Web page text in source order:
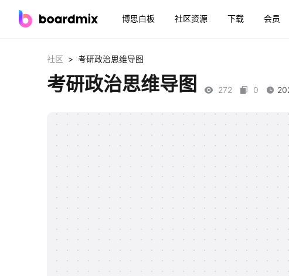
博思白板 社区资源 下载 会员
社区 > 考研政治思维导图
考研政治思维导图 272 0